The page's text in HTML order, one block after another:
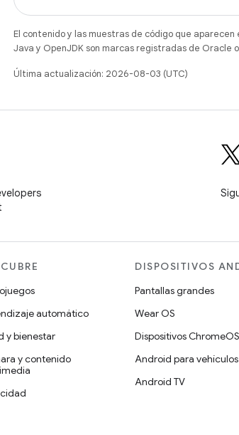
El contenido y las muestras de código que
Java y OpenJDK son marcas registradas de Oracle
Última actualización: 2026-08-03 (UTC)
automático
y bienestar
y contenido
DISPOSITIVOS
Pantallas grandes
Wear OS
Dispositivos ChromeOS
Android para vehículos
Android TV